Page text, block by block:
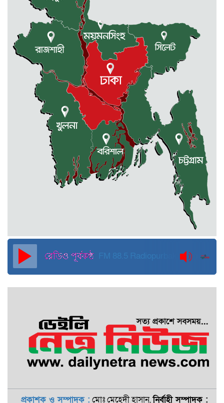
সরকারের ফ্যামিলি কার্ড কার্যক্রম
বাস্তবায়নে ব্যয় ২০০০ কোটি টাকা
মোহনগঞ্জে কর্মস্থলেই অসুস্থ- রক্তবমির পর
প্রাণ গেল স্বাস্থ্য কর্মকর্তার
কুড়িগ্রামে বন্যাদুর্গতদের জন্য বরাদ্দকৃত
৩০ মেট্রিক টন চাল,একমুঠোও জোটেনি
ক্ষতিগ্রস্ত মানুষের ভাগ্যে
জুলাই ব্যবসা ও হাদি ব্যবসা চালু রাখতে
হবে: মাহমুদা মিতু
দুবাইয়ে কারাগার থেকে মুক্তি পেয়েছেন
পুলিশের সাবেক মহাপরিদর্শক বেনজীর
আহমেদ
FM 88.5 Radiopurbakantho
প্রকাশক ও সম্পাদক : মোঃ মেহেদী হাসান,নির্বাহী সম্পাদক :